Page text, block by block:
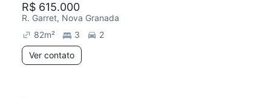
R$ 615.000
R. Garret, Nova Granada
82m² 3
2
Ver contato